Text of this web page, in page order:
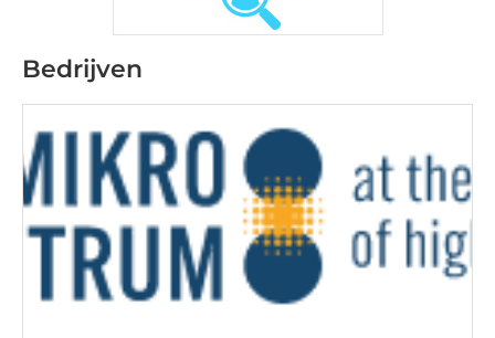
Bedrijven